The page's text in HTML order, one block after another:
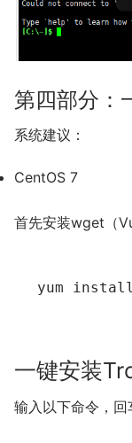
第四部分：
系统建议：
CentOS 7
首先安装wget（
yum
一键安装
输入以下命令，回